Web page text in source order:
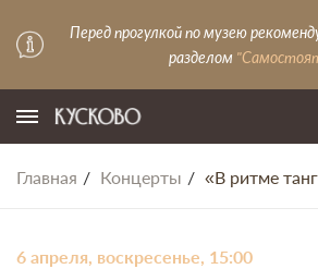
Перед прогулкой по музею
разделом
Главная Концерты «В ритме
6 апреля, воскресенье, 15:00